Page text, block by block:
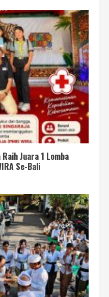
Juara 1 Lomba
Se-Bali